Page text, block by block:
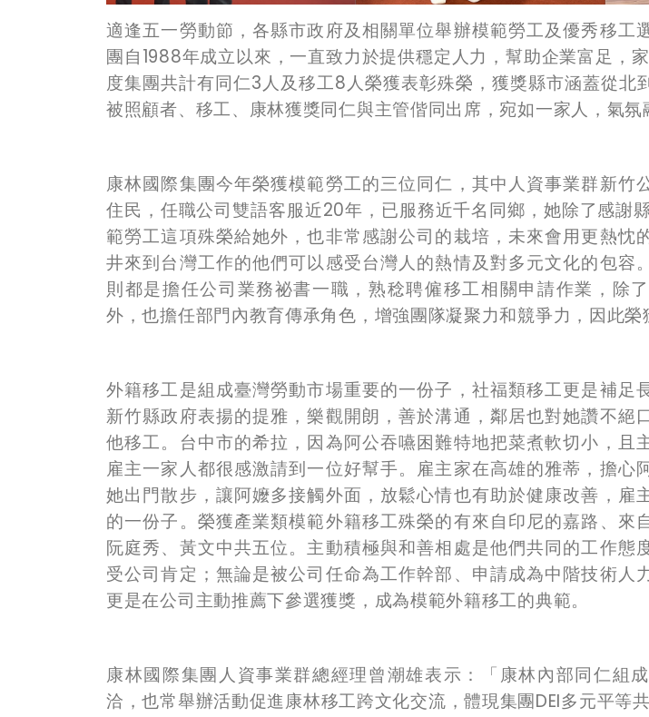
適逢五一勞動節，各縣市政府及相關單位舉辦模範勞工及優秀移工
團自1988年成立以來，一直致力於提供穩定人力，幫助企業富足，
度集團共計有同仁3人及移工8人榮獲表彰殊榮，獲獎縣市涵蓋從北
被照顧者、移工、康林獲獎同仁與主管偕同出席，宛如一家人，氣氛
康林國際集團今年榮獲模範勞工的三位同仁，其中人資事業群新竹
住民，任職公司雙語客服近20年，已服務近千名同鄉，她除了感謝
範勞工這項殊榮給她外，也非常感謝公司的栽培，未來會用更熱忱
井來到台灣工作的他們可以感受台灣人的熱情及對多元文化的包容
則都是擔任公司業務祕書一職，熟稔聘僱移工相關申請作業，除
外，也擔任部門內教育傳承角色，增強團隊凝聚力和競爭力，因此榮
外籍移工是組成臺灣勞動市場重要的一份子，社福類移工更是補足
新竹縣政府表揚的提雅，樂觀開朗，善於溝通，鄰居也對她讚不絕
他移工。台中市的希拉，因為阿公吞嚥困難特地把菜煮軟切小，且
雇主一家人都很感激請到一位好幫手。雇主家在高雄的雅蒂，擔心
她出門散步，讓阿嬤多接觸外面，放鬆心情也有助於健康改善，雇
的一份子。榮獲產業類模範外籍移工殊榮的有來自印尼的嘉路、來
阮庭秀、黃文中共五位。主動積極與和善相處是他們共同的工作態
受公司肯定；無論是被公司任命為工作幹部、申請成為中階技術人
更是在公司主動推薦下參選獲獎，成為模範外籍移工的典範。
康林國際集團人資事業群總經理曾潮雄表示：「康林內部同仁組
洽，也常舉辦活動促進康林移工跨文化交流，體現集團DEI多元平等